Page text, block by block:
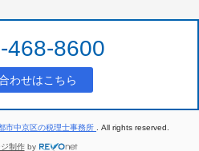
468-8600
わせはこちら
市中京区の税理士事務所 . All rights reserved.
制作by